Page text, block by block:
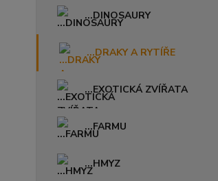
...DINOSAURY
...DRAKY A RYTÍŘE
...EXOTICKÁ ZVÍŘATA
...FARMU
...HMYZ